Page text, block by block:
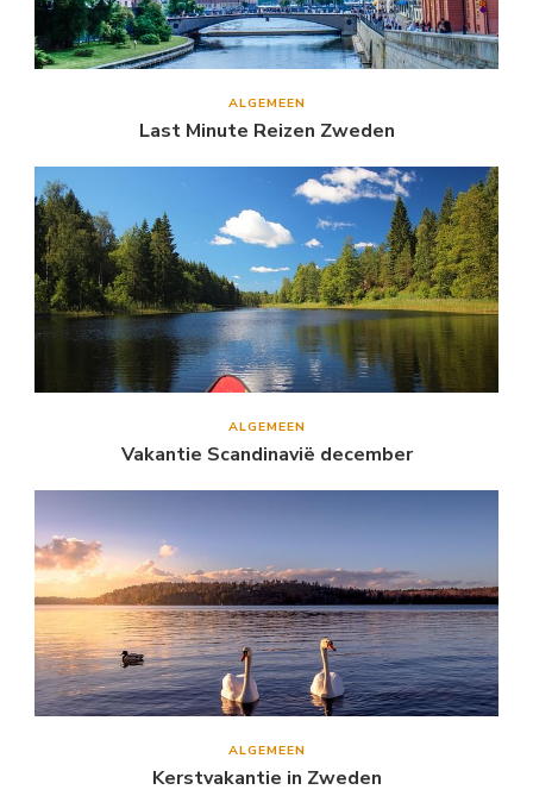
ALGEMEEN
Last Minute Reizen Zweden
ALGEMEEN
Vakantie Scandinavië december
ALGEMEEN
Kerstvakantie in Zweden